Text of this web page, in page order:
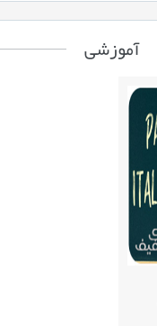
آموزشی